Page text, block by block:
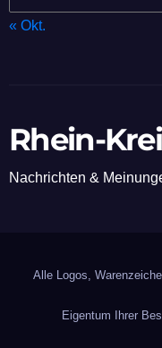
« Okt.
Rhein-
Nachrichten &
Alle Logos,
Eigentum Ihrer